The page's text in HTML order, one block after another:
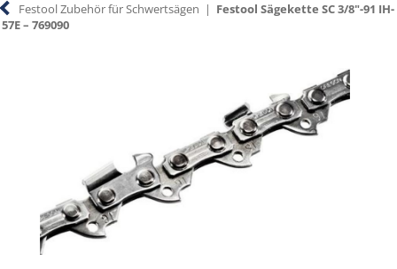
Festool Zubehör für Schwertsägen | Festool Sägekette SC 3/8"-91 IH-
57E – 769090